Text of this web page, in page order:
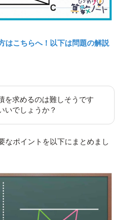
はこちらへ！以下は問題の解説
を求めるのは難しそうです
いでしょうか？
なポイントを以下にまとめまし